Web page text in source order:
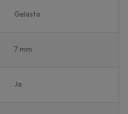
Gelasta
7 mm
Ja